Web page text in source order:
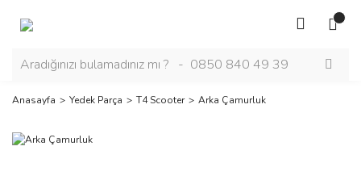
Anasayfa Yedek Parça T4 Scooter Arka Çamurluk